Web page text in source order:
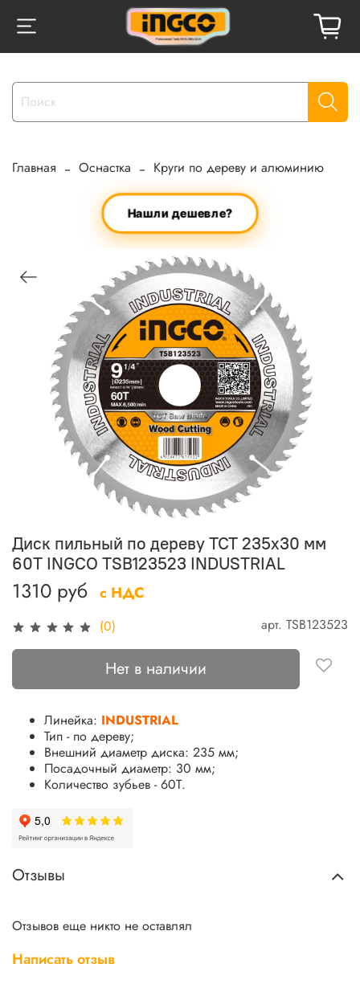
Главная Оснастка Круги по дереву и алюминию
Нашли дешевле?
(0) арт. TSB123523
Диск пильный по дереву TCT 235х30 мм
60Т INGCO TSB123523 INDUSTRIAL
1310 руб с НДС
Нет в наличии
Линейка: INDUSTRIAL
Тип - по дереву;
Внешний диаметр диска: 235 мм;
Посадочный диаметр: 30 мм;
Количество зубьев - 60Т.
Отзывы
Отзывов еще никто не оставлял
Написать отзыв